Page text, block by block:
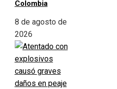
Colombia
8 de agosto de
2026